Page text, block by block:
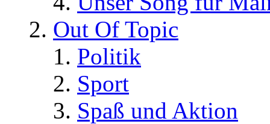
Out Of Topic
Politik
Sport
Spaß und Aktion